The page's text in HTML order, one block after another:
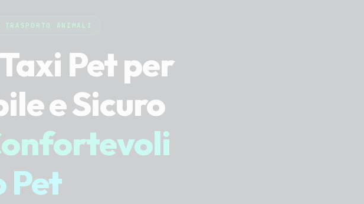
ANIMALI
Pet per
e Sicuro
Pet